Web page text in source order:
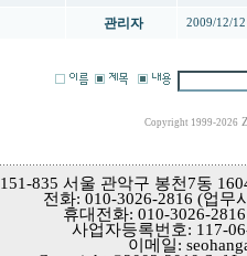
관리자 2009/12/12
Copyright 1999-2026
151-835 서울 관악구 봉천7동
전화: 010-3026-2816 (업무
휴대전화: 010-3026-
사업자등록번호: 117-
이메일: